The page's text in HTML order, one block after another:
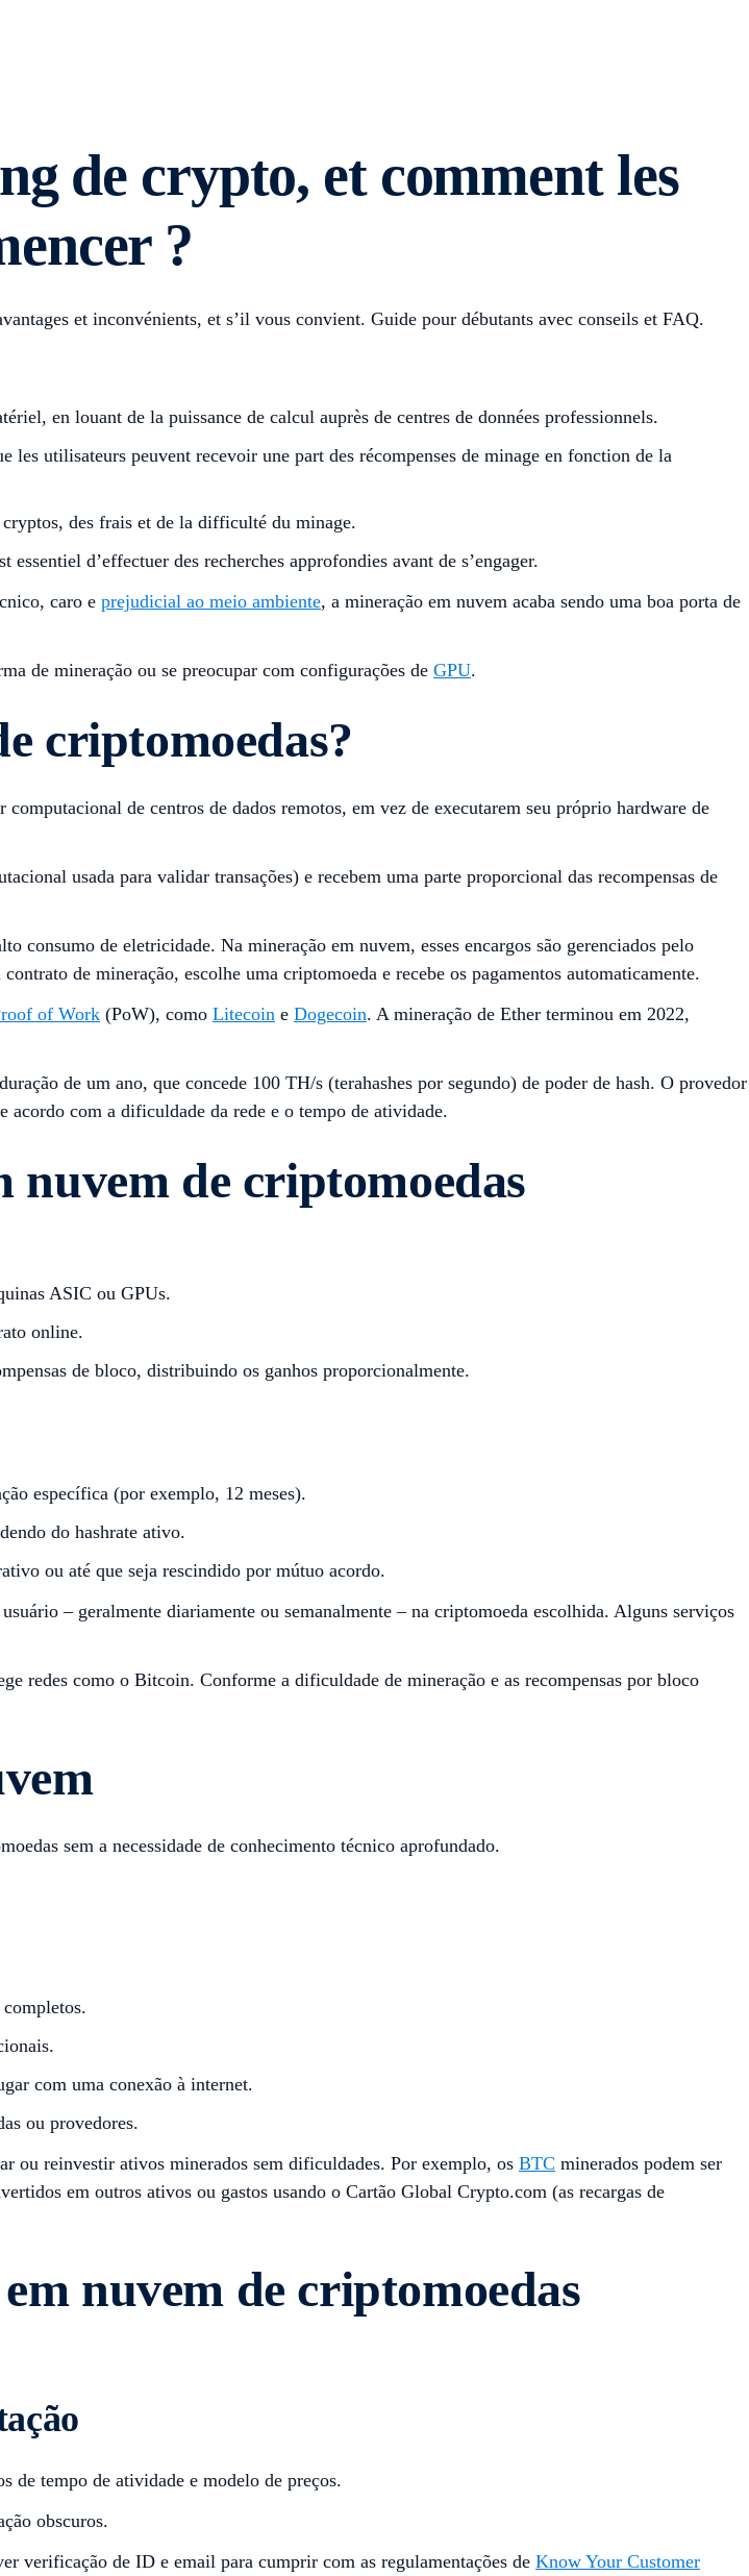
de crypto, et comment les
?
et inconvénients, et s’il vous convient. Guide pour débutants avec conseils et FAQ.
en louant de la puissance de calcul auprès de centres de données professionnels.
utilisateurs peuvent recevoir une part des récompenses de minage en fonction de la
cryptos, des frais et de la difficulté du minage.
d’effectuer des recherches approfondies avant de s’engager.
caro e prejudicial ao meio ambiente, a mineração em nuvem acaba sendo uma boa porta de
de mineração ou se preocupar com configurações de GPU.
criptomoedas?
de centros de dados remotos, em vez de executarem seu próprio hardware de
usada para validar transações) e recebem uma parte proporcional das recompensas de
consumo de eletricidade. Na mineração em nuvem, esses encargos são gerenciados pelo
de mineração, escolhe uma criptomoeda e recebe os pagamentos automaticamente.
of Work (PoW), como Litecoin e Dogecoin. A mineração de Ether terminou em 2022,
de um ano, que concede 100 TH/s (terahashes por segundo) de poder de hash. O provedor
acordo com a dificuldade da rede e o tempo de atividade.
nuvem de criptomoedas
ASIC ou GPUs.
online.
de bloco, distribuindo os ganhos proporcionalmente.
específica (por exemplo, 12 meses).
do hashrate ativo.
ou até que seja rescindido por mútuo acordo.
– geralmente diariamente ou semanalmente – na criptomoeda escolhida. Alguns serviços
redes como o Bitcoin. Conforme a dificuldade de mineração e as recompensas por bloco
sem a necessidade de conhecimento técnico aprofundado.
com uma conexão à internet.
ou provedores.
ou reinvestir ativos minerados sem dificuldades. Por exemplo, os BTC minerados podem ser
em outros ativos ou gastos usando o Cartão Global Crypto.com (as recargas de
nuvem de criptomoedas
de tempo de atividade e modelo de preços.
obscuros.
verificação de ID e email para cumprir com as regulamentações de Know Your Customer